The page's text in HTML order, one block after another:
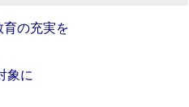
育の充実を
象に